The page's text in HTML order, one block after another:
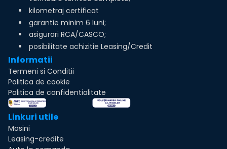
kilometraj certificat
garantie minim 6 luni;
asigurari RCA/CASCO;
posibilitate achizitie Leasing/Credit
Informatii
Termeni si Conditii
Politica de cookie
Politica de confidentialitate
Linkuri utile
Masini
Leasing-credite